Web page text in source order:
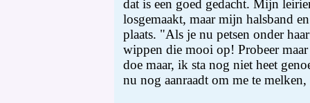
dat is een goed gedacht. Mijn
losgemaakt, maar mijn halsband
plaats. "Als je nu petsen onder
wippen die mooi op! Probeer maar
doe maar, ik sta nog niet heet
nu nog aanraadt om me te